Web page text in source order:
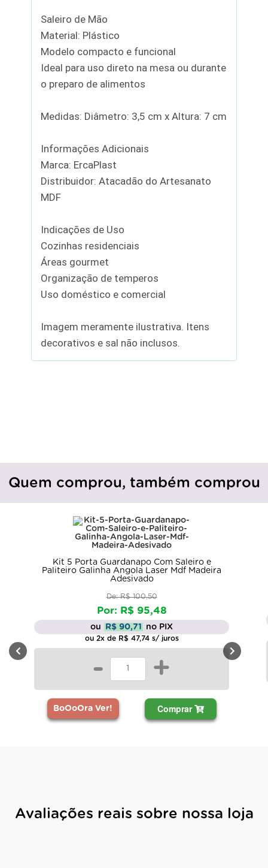
Saleiro de Mão
Material: Plástico
Modelo compacto e funcional
Ideal para uso direto na mesa ou durante
o preparo de alimentos
Medidas: Diâmetro: 3,5 cm x Altura: 7 cm
Informações Adicionais
Marca: ErcaPlast
Distribuidor: Atacadão do Artesanato
MDF
Indicações de Uso
Cozinhas residenciais
Áreas gourmet
Organização de temperos
Uso doméstico e comercial
Imagem meramente ilustrativa. Itens
decorativos e sal não inclusos.
Quem comprou, também comprou
Kit 5 Porta Guardanapo Com Saleiro e
Paliteiro Galinha Angola Laser Mdf Madeira
Adesivado
De: R$ 100,50
Por: R$ 95,48
ou R$ 90,71 no PIX
ou 2x de R$ 47,74 s/ juros
- +
BoOoOra Ver! Comprar
Avaliações reais sobre nossa loja